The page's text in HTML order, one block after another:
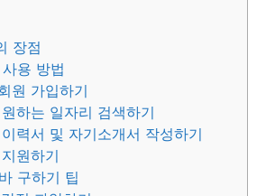
장점
용 방법
원 가입하기
하는 일자리 검색하기
력서 및 자기소개서 작성하기
원하기
구하기 팁